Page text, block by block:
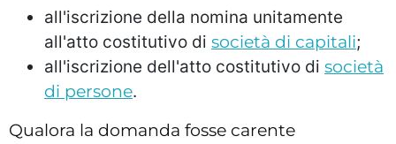
all'iscrizione della nomina unitamente
all'atto costitutivo di società di capitali;
all'iscrizione dell'atto costitutivo di società
di persone.
Qualora la domanda fosse carente